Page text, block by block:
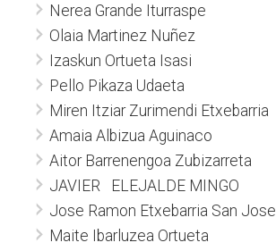
Nerea Grande Iturraspe
Olaia Martinez Nuñez
Izaskun Ortueta Isasi
Pello Pikaza Udaeta
Miren Itziar Zurimendi Etxebarria
Amaia Albizua Aguinaco
Aitor Barrenengoa Zubizarreta
JAVIER ELEJALDE MINGO
Jose Ramon Etxebarria San Jose
Maite Ibarluzea Ortueta